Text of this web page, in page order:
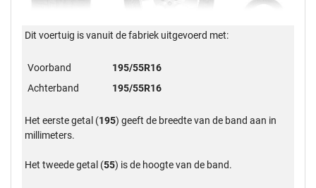
Dit voertuig is vanuit de fabriek uitgevoerd met:
Voorband
195/55R16
Achterband
195/55R16
Het eerste getal (195) geeft de breedte van de band aan in
millimeters.
Het tweede getal (55) is de hoogte van de band.